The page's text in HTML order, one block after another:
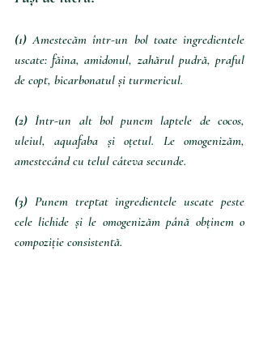
(1) Amestecăm într-un bol toate ingredientele
uscate: făina, amidonul, zahărul pudră, praful
de copt, bicarbonatul și turmericul.
(2) Într-un alt bol punem laptele de cocos,
uleiul, aquafaba și oțetul. Le omogenizăm,
amestecând cu telul câteva secunde.
(3) Punem treptat ingredientele uscate peste
cele lichide și le omogenizăm până obținem o
compoziție consistentă.